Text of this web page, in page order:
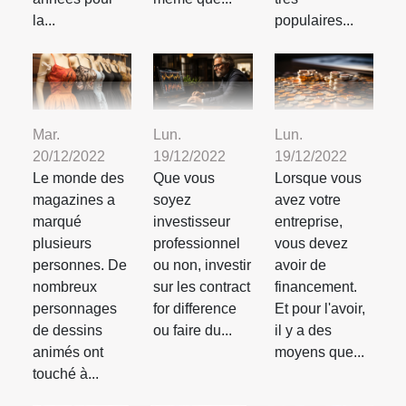
la...
populaires...
Mar.
20/12/2022
Le monde des
magazines a
marqué
plusieurs
personnes. De
nombreux
personnages
de dessins
animés ont
touché à...
Lun.
19/12/2022
Que vous
soyez
investisseur
professionnel
ou non, investir
sur les contract
for difference
ou faire du...
Lun.
19/12/2022
Lorsque vous
avez votre
entreprise,
vous devez
avoir de
financement.
Et pour l'avoir,
il y a des
moyens que...